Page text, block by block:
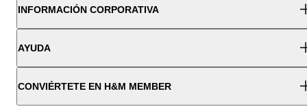
INFORMACIÓN CORPORATIVA
AYUDA
CONVIÉRTETE EN H&M MEMBER